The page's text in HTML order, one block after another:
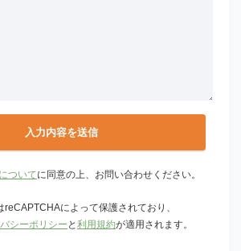
ついてに同意の上、お問い合わせください。
reCAPTCHAによって保護されており、
シーポリシー と 利用規約が適用されます。